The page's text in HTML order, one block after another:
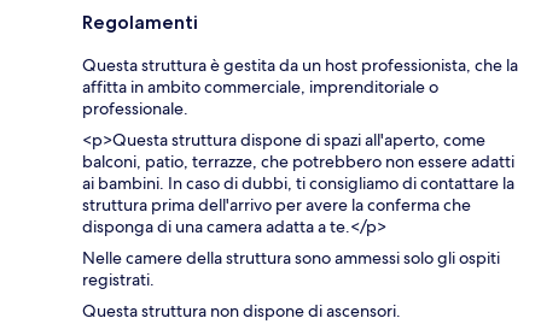
Regolamenti
Questa struttura è gestita da un host professionista, che la
affitta in ambito commerciale, imprenditoriale o
professionale.
<p>Questa struttura dispone di spazi all'aperto, come
balconi, patio, terrazze, che potrebbero non essere adatti
ai bambini. In caso di dubbi, ti consigliamo di contattare la
struttura prima dell'arrivo per avere la conferma che
disponga di una camera adatta a te.</p>
Nelle camere della struttura sono ammessi solo gli ospiti
registrati.
Questa struttura non dispone di ascensori.